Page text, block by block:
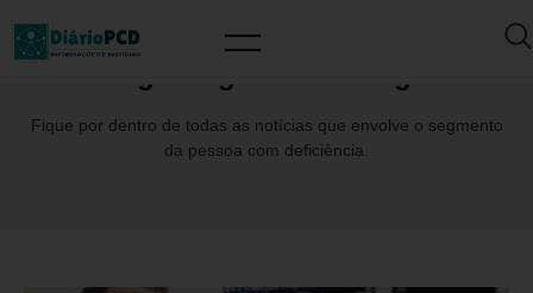
Fique por dentro de todas as notícias que envolve o segmento
da pessoa com deficiência.